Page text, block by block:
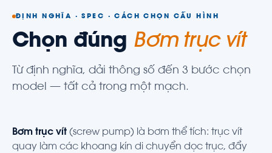
ĐỊNH NGHĨA · SPEC · CÁCH CHỌN CẤU HÌNH
Chọn đúng Bơm trục vít
Từ định nghĩa, dải thông số đến 3 bước chọn
model — tất cả trong một mạch.
Bơm trục vít (screw pump) là bơm thể tích: trục vít
quay làm các khoang kín di chuyển dọc trục, đẩy